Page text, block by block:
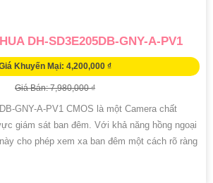
DH-SD3E205DB-GNY-A-PV1
Khuyến Mại: 4,200,000 ₫
Giá Bán: 7,980,000 ₫
GNY-A-PV1 CMOS là một Camera chất
giám sát ban đêm. Với khả năng hồng ngoại
cho phép xem xa ban đêm một cách rõ ràng